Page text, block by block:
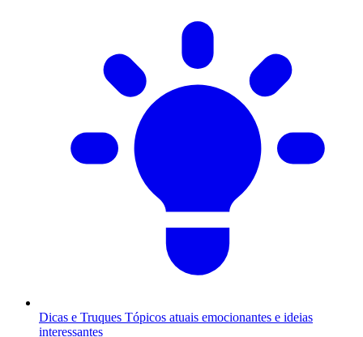
Dicas e Truques Tópicos atuais emocionantes e ideias
interessantes